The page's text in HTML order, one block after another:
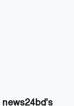
news24bd's